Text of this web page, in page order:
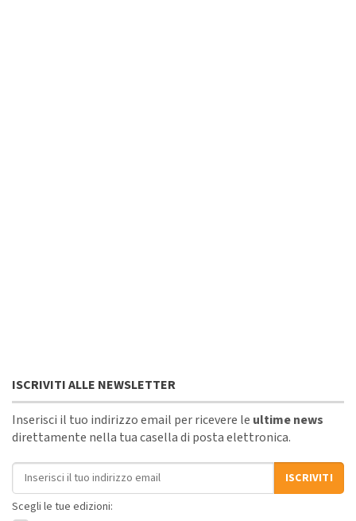
ISCRIVITI ALLE NEWSLETTER
Inserisci il tuo indirizzo email per ricevere le ultime news
direttamente nella tua casella di posta elettronica.
Indirizzo email
ISCRIVITI
Scegli le tue edizioni: